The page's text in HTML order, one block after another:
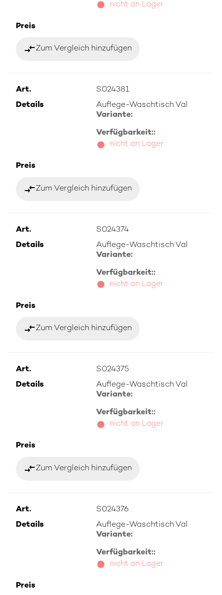
nicht an Lager
Preis
compare_arrowsZum Vergleich hinzufügen
Art.
S024381
Details
Auflege-Waschtisch Val
Variante:
Verfügbarkeit::
nicht an Lager
Preis
compare_arrowsZum Vergleich hinzufügen
Art.
S024374
Details
Auflege-Waschtisch Val
Variante:
Verfügbarkeit::
nicht an Lager
Preis
compare_arrowsZum Vergleich hinzufügen
Art.
S024375
Details
Auflege-Waschtisch Val
Variante:
Verfügbarkeit::
nicht an Lager
Preis
compare_arrowsZum Vergleich hinzufügen
Art.
S024376
Details
Auflege-Waschtisch Val
Variante:
Verfügbarkeit::
nicht an Lager
Preis